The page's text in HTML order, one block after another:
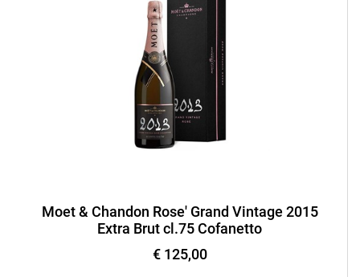
Moet & Chandon Rose' Grand Vintage 2015
Extra Brut cl.75 Cofanetto
€ 125,00